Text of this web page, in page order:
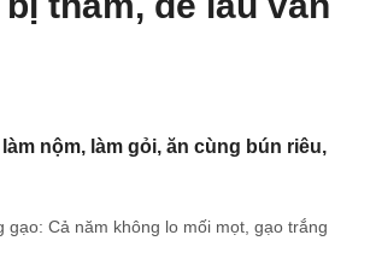
nộm, làm gỏi, ăn cùng bún riêu,
Cả năm không lo mối mọt, gạo trắng